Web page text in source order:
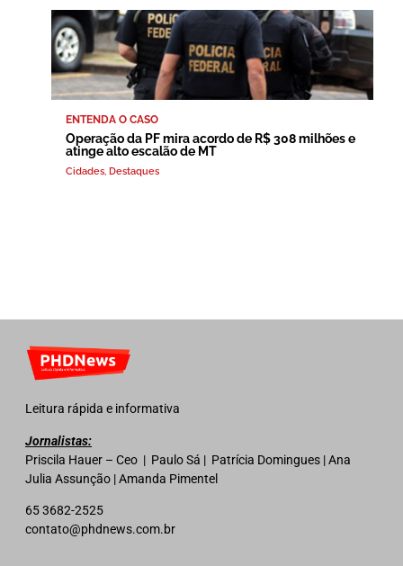
ENTENDA O CASO
Operação da PF mira acordo de R$ 308 milhões e
atinge alto escalão de MT
Cidades, Destaques
Leitura rápida e informativa
Jornalistas:
Priscila Hauer – Ceo | Paulo Sá | Patrícia Domingues | Ana
Julia Assunção | Amanda Pimentel
65 3682-2525
contato@phdnews.com.br